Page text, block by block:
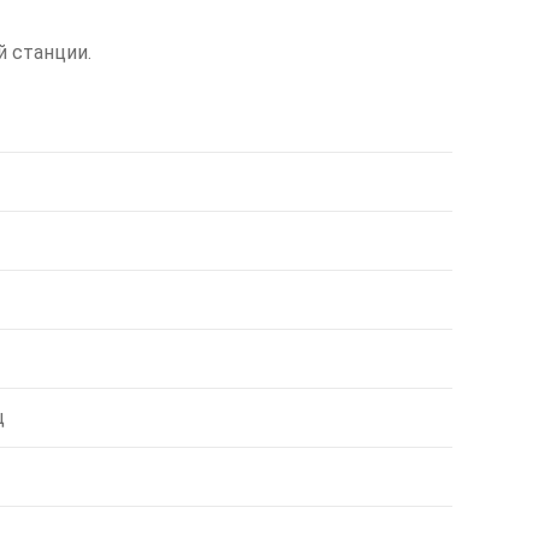
станции.